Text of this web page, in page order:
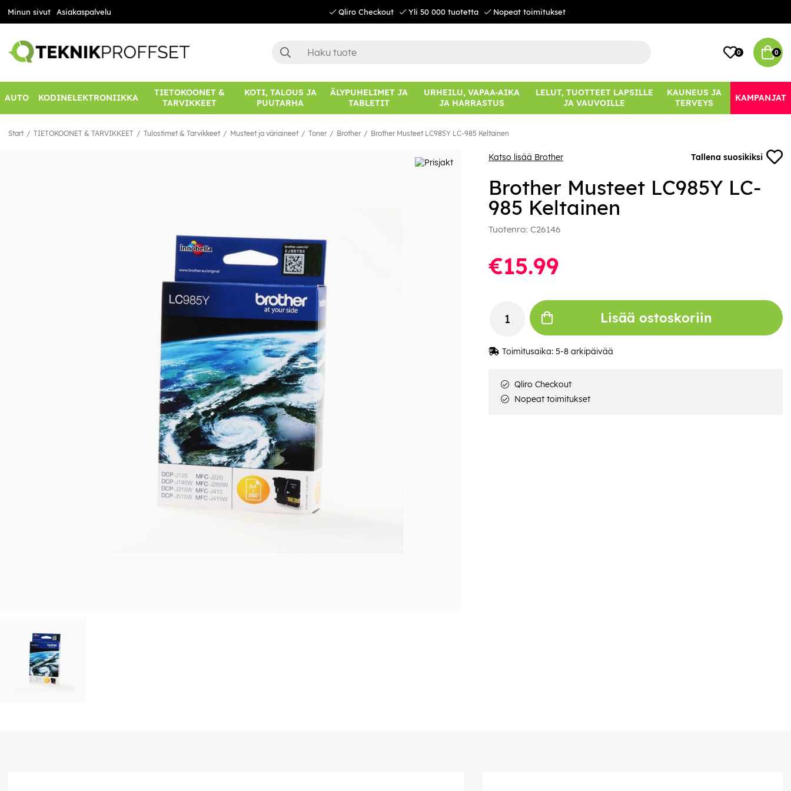
Minun sivut Asiakaspalvelu Qliro Checkout Yli 50 000 tuotetta Nopeat toimitukset
0 0
AUTO KODINELEKTRONIIKKA
TIETOKOONET &
TARVIKKEET
KOTI, TALOUS JA
PUUTARHA
ÄLYPUHELIMET JA
TABLETIT
URHEILU, VAPAA-AIKA
JA HARRASTUS
LELUT, TUOTTEET LAPSILLE
JA VAUVOILLE
KAUNEUS JA
TERVEYS
KAMPANJAT
Start TIETOKOONET & TARVIKKEET Tulostimet & Tarvikkeet Musteet ja väriaineet Toner Brother Brother Musteet LC985Y LC-985 Keltainen
Katso lisää Brother Tallena suosikiksi
Brother Musteet LC985Y LC-
985 Keltainen
Tuotenro: C26146
€15.99
Lisää ostoskoriin
Toimitusaika: 5-8 arkipäivää
Qliro Checkout
Nopeat toimitukset